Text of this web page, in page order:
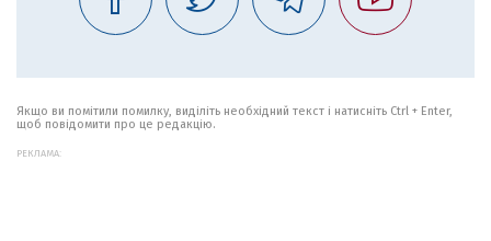
Якщо ви помітили помилку, виділіть необхідний текст і натисніть Ctrl + Enter,
щоб повідомити про це редакцію.
РЕКЛАМА: